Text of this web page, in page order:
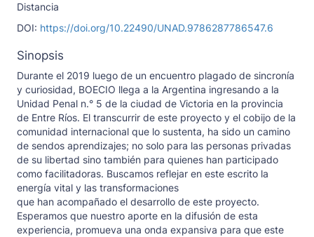
Distancia
DOI: https://doi.org/10.22490/UNAD.9786287786547.6
Sinopsis
Durante el 2019 luego de un encuentro plagado de sincronía
y curiosidad, BOECIO llega a la Argentina ingresando a la
Unidad Penal n.° 5 de la ciudad de Victoria en la provincia
de Entre Ríos. El transcurrir de este proyecto y el cobijo de la
comunidad internacional que lo sustenta, ha sido un camino
de sendos aprendizajes; no solo para las personas privadas
de su libertad sino también para quienes han participado
como facilitadoras. Buscamos reflejar en este escrito la
energía vital y las transformaciones
que han acompañado el desarrollo de este proyecto.
Esperamos que nuestro aporte en la difusión de esta
experiencia, promueva una onda expansiva para que este